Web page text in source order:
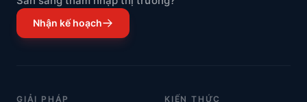
Nhận kế hoạch
GIẢI PHÁP KIẾN THỨC